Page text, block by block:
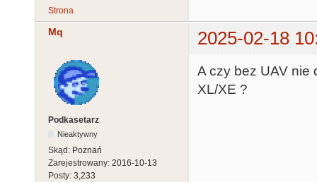
Strona
Mq 2025-02-18
Podkasetarz
Nieaktywny
Skąd: Poznań
Zarejestrowany: 2016-10-13
Posty: 3,233
A czy bez UAV nie
XL/XE ?